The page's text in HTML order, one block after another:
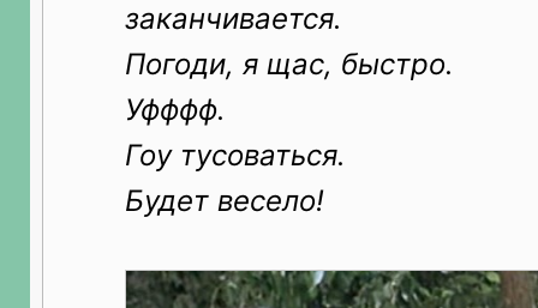
заканчивается.
Погоди, я щас, быстро.
Уфффф.
Гоу тусоваться.
Будет весело!